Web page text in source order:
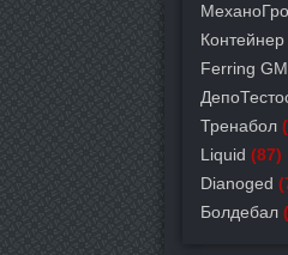
Контейнер
Ferring
Тренабол
Liquid (87)
Dianoged
Болдебал